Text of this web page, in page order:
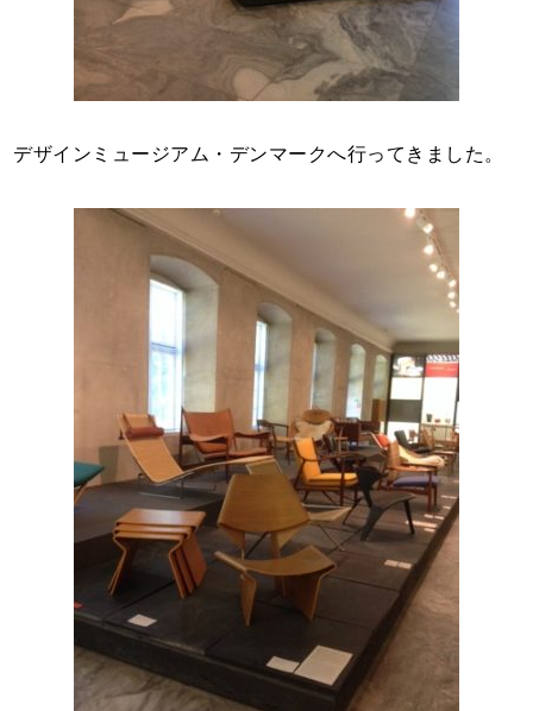
デザインミュージアム・デンマークへ行ってきました。